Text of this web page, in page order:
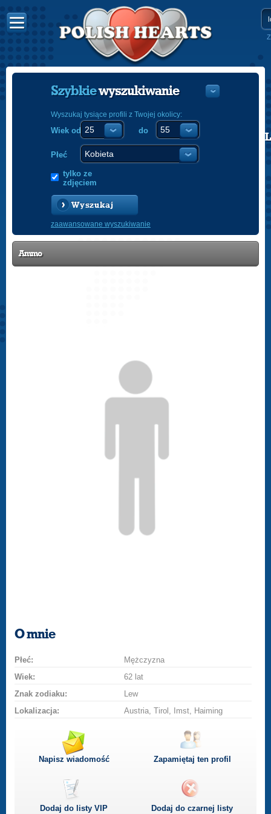
POLISH
Szybkiewyszukiwanie
Wyszukaj tysiące profili z Twojej okolicy:
Wiek od do
Płeć
tylko ze
zdjęciem
Wyszukaj
zaawansowane wyszukiwanie
Ammo
O mnie
Płeć:
Mężczyzna
Wiek:
62 lat
Znak zodiaku:
Lew
Lokalizacja:
Austria, Tirol, Imst, Haiming
Napisz wiadomość Zapamiętaj ten profil
Dodaj do listyVIP Dodaj do czarnej listy